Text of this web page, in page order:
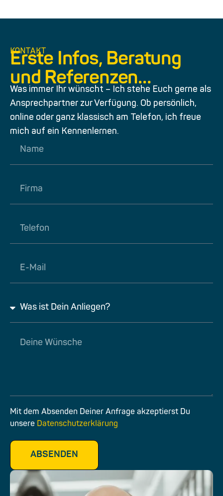
KONTAKT
Erste Infos, Beratung
und Referenzen…
Was immer Ihr wünscht – Ich stehe Euch gerne als
Ansprechpartner zur Verfügung. Ob persönlich,
online oder ganz klassisch am Telefon, ich freue
mich auf ein Kennenlernen.
Mit dem Absenden Deiner Anfrage akzeptierst Du
unsere Datenschutzerklärung
ABSENDEN